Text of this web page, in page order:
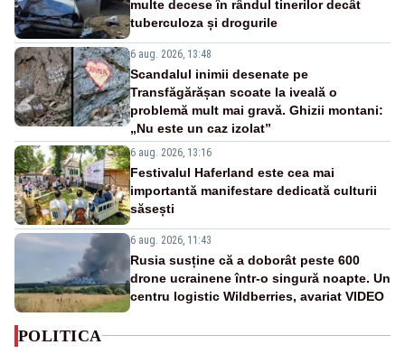
multe decese în rândul tinerilor decât
tuberculoza și drogurile
6 aug. 2026, 13:48
Scandalul inimii desenate pe
Transfăgărășan scoate la iveală o
problemă mult mai gravă. Ghizii montani:
„Nu este un caz izolat”
6 aug. 2026, 13:16
Festivalul Haferland este cea mai
importantă manifestare dedicată culturii
săsești
6 aug. 2026, 11:43
Rusia susține că a doborât peste 600
drone ucrainene într-o singură noapte. Un
centru logistic Wildberries, avariat VIDEO
POLITICA